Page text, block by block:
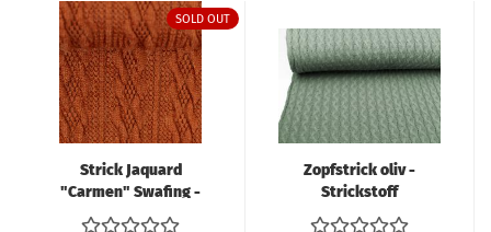
SOLD OUT
Strick Jaquard
"Carmen" Swafing -
rost
Zopfstrick oliv -
Strickstoff